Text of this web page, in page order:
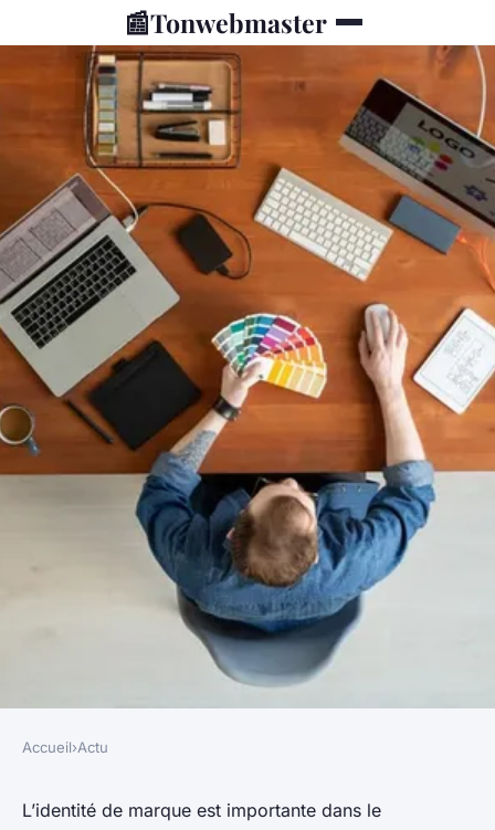
📰Tonwebmaster
Créer une identité de marque :
Accueil›Actu
L’identité de marque est importante dans le